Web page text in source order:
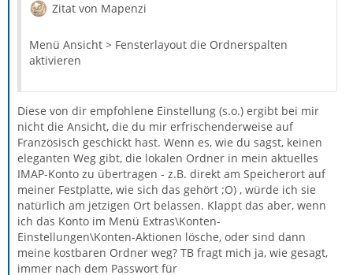
Zitat von Mapenzi
Menü Ansicht > Fensterlayout die Ordnerspalten
aktivieren
Diese von dir empfohlene Einstellung (s.o.) ergibt bei mir
nicht die Ansicht, die du mir erfrischenderweise auf
Französisch geschickt hast. Wenn es, wie du sagst, keinen
eleganten Weg gibt, die lokalen Ordner in mein aktuelles
IMAP-Konto zu übertragen - z.B. direkt am Speicherort auf
meiner Festplatte, wie sich das gehört ;O) , würde ich sie
natürlich am jetzigen Ort belassen. Klappt das aber, wenn
ich das Konto im Menü Extras\Konten-
Einstellungen\Konten-Aktionen lösche, oder sind dann
meine kostbaren Ordner weg? TB fragt mich ja, wie gesagt,
immer nach dem Passwort für